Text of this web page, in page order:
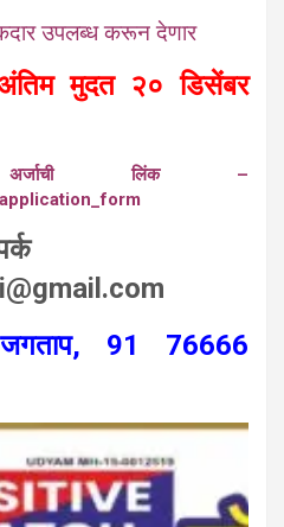
उपलब्ध करून देणार
अंतिम मुदत २० डिसेंबर
लिंक –
जगताप, 91 76666